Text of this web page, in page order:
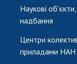
Наукові
надбання
Центри
приладами НАН